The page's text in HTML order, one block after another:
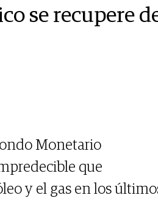
se recupere
Monetario
que
y el gas en los